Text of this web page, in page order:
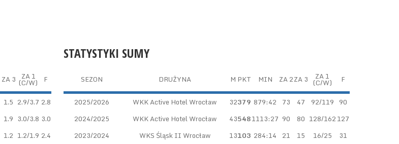
STATYSTYKI SUMY
SEZON DRUŻYNA M PKT MIN ZA 2ZA 3 ZA 1
(C/W) F
2025/2026 WKK Active Hotel Wrocław 32379 879:42 73 47 92/119 90
2024/2025
WKK Active Hotel Wrocław 435481113:27 90 80 128/162127
2023/2024
WKS Śląsk II Wrocław 13103 284:14 21 15 16/25
31
ZA 3 ZA 1
(C/W) F
1.5 2.9/3.7 2.8
1.9 3.0/3.8 3.0
1.2 1.2/1.9 2.4